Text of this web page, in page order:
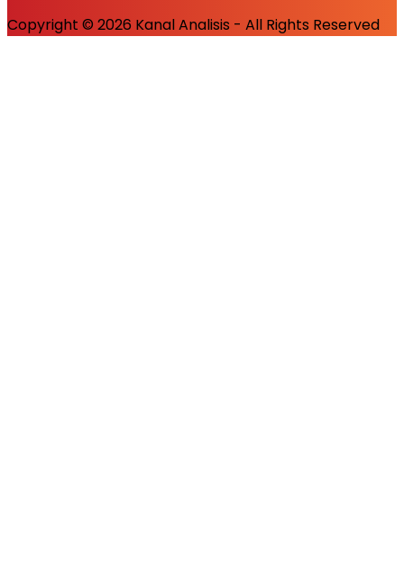
Copyright © 2026 Kanal Analisis - All Rights Reserved